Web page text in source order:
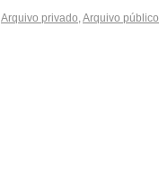
Arquivo privado,Arquivo público